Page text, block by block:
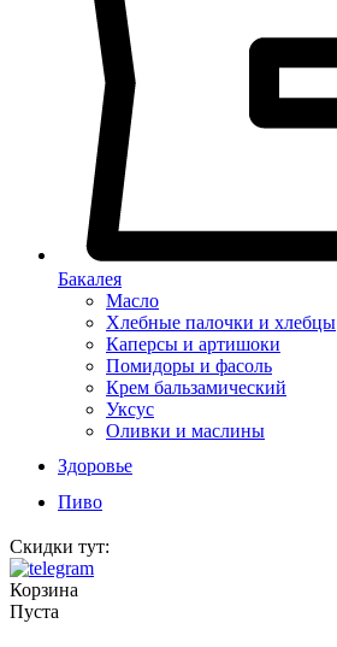
Бакалея
Масло
Хлебные палочки и хлебцы
Каперсы и артишоки
Помидоры и фасоль
Крем бальзамический
Уксус
Оливки и маслины
Здоровье
Пиво
Скидки тут:
Корзина
Пуста